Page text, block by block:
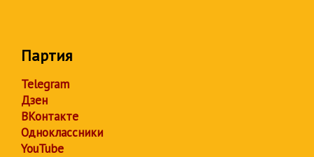
Партия
Telegram
Дзен
ВКонтакте
Одноклассники
YouTube